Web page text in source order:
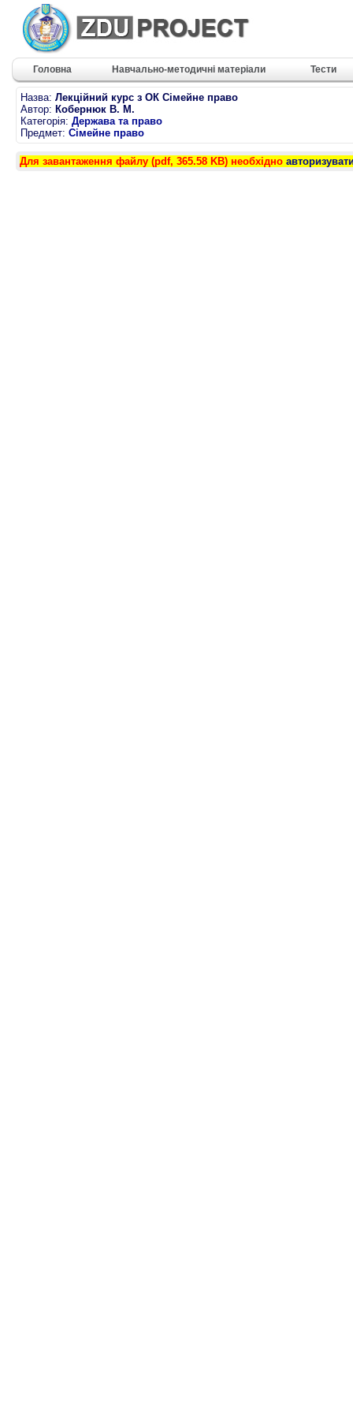
Головна Навчально-методичні матеріали Тести
Назва: Лекційний курс з ОК Сімейне право
Автор: Кобернюк В. М.
Категорія: Держава та право
Предмет: Сімейне право
Для завантаження файлу (pdf, 365.58 KB) необхідно